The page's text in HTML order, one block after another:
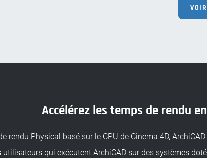
Accélérez les temps de rendu
rendu Physical basé sur le CPU de Cinema 4D,
utilisateurs qui exécutent ArchiCAD sur des systèmes